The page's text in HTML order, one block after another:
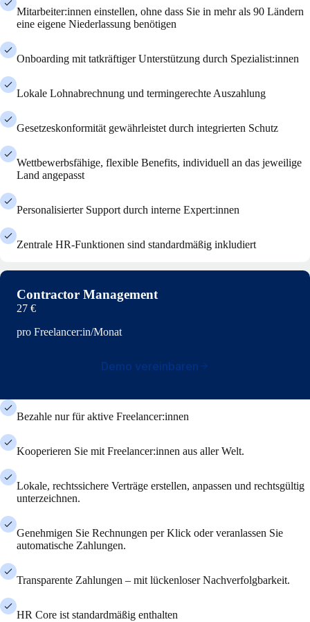
Mitarbeiter:innen einstellen, ohne dass Sie in mehr als 90 Ländern
eine eigene Niederlassung benötigen
Onboarding mit tatkräftiger Unterstützung durch Spezialist:innen
Lokale Lohnabrechnung und termingerechte Auszahlung
Gesetzeskonformität gewährleistet durch integrierten Schutz
Wettbewerbsfähige, flexible Benefits, individuell an das jeweilige
Land angepasst
Personalisierter Support durch interne Expert:innen
Zentrale HR-Funktionen sind standardmäßig inkludiert
Contractor Management
27 €
pro Freelancer:in/Monat
Demo vereinbaren
Bezahle nur für aktive Freelancer:innen
Kooperieren Sie mit Freelancer:innen aus aller Welt.
Lokale, rechtssichere Verträge erstellen, anpassen und rechtsgültig
unterzeichnen.
Genehmigen Sie Rechnungen per Klick oder veranlassen Sie
automatische Zahlungen.
Transparente Zahlungen – mit lückenloser Nachverfolgbarkeit.
HR Core ist standardmäßig enthalten